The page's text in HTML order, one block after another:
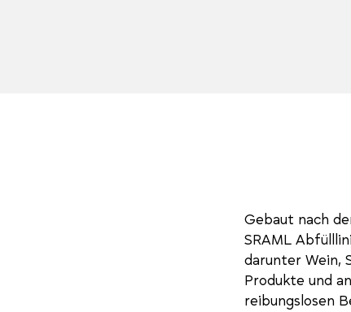
Gebaut nach
SRAML
darunter Wein,
Produkte und
reibungslosen